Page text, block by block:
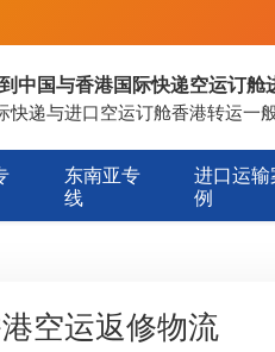
中国与香港国际快递空运订舱
快递与进口空运订舱香港转运一
东南亚专
线
进口运输
例
空运返修物流